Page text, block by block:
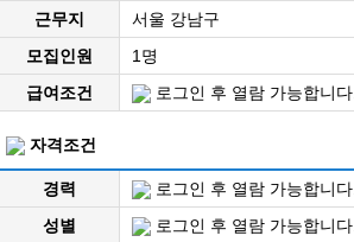
근무지
서울 강남구
모집인원
1명
급여조건
로그인 후 열람 가능합니다.
자격조건
경력
로그인 후 열람 가능합니다.
성별
로그인 후 열람 가능합니다.